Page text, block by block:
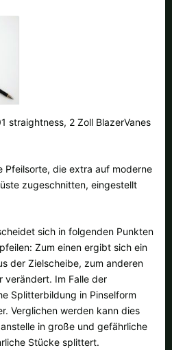
straightness, 2 Zoll BlazerVanes
Pfeilsorte, die extra auf moderne
zugeschnitten, eingestellt
sich in folgenden Punkten
Zum einen ergibt sich ein
der Zielscheibe, zum anderen
verändert. Im Falle der
Splitterbildung in Pinselform
Verglichen werden kann dies
in große und gefährliche
Stücke splittert.
Ok
keine Sorge - wählen Sie einfach
Versandkosten bei der Bestellung.